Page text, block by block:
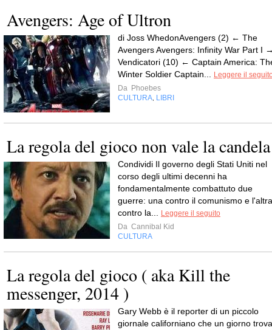
Avengers: Age of Ultron
di Joss WhedonAvengers (2) ← The
Avengers Avengers: Infinity War Part I
Vendicatori (10) ← Captain America:
Winter Soldier Captain... Leggere il
Da Phoebes
CULTURA, LIBRI
La regola del gioco non vale la candela
Condividi Il governo degli Stati Uniti nel
corso degli ultimi decenni ha
fondamentalmente combattuto due
guerre: una contro il comunismo e l'altra
contro la... Leggere il seguito
Da Cannibal Kid
CULTURA
La regola del gioco ( aka Kill the
messenger, 2014 )
Gary Webb è il reporter di un piccolo
giornale californiano che un giorno trova